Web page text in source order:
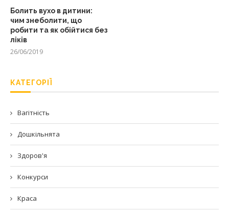
Болить вухо в дитини:
чим знеболити, що
робити та як обійтися без
ліків
26/06/2019
КАТЕГОРІЇ
Вагітність
Дошкільнята
Здоров'я
Конкурси
Краса